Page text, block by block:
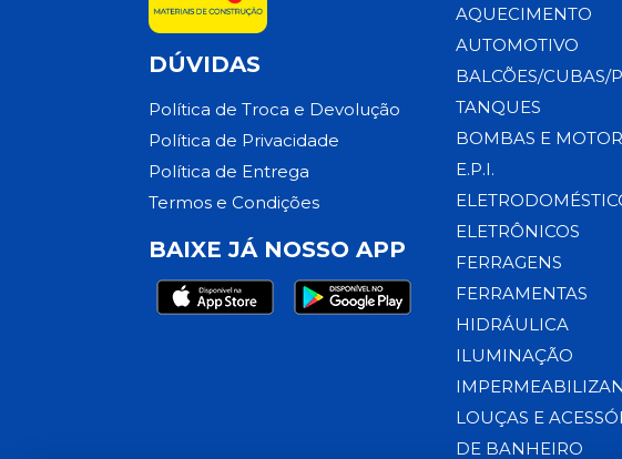
DÚVIDAS
Política de Troca e Devolução
Política de Privacidade
Política de Entrega
Termos e Condições
BAIXE JÁ NOSSO APP
AQUECIMENTO
AUTOMOTIVO
BALCÕES/CUBAS/
TANQUES
BOMBAS E
E.P.I.
ELETRÔNICOS
FERRAGENS
FERRAMENTAS
HIDRÁULICA
ILUMINAÇÃO
LOUÇAS E
DE BANHEIRO